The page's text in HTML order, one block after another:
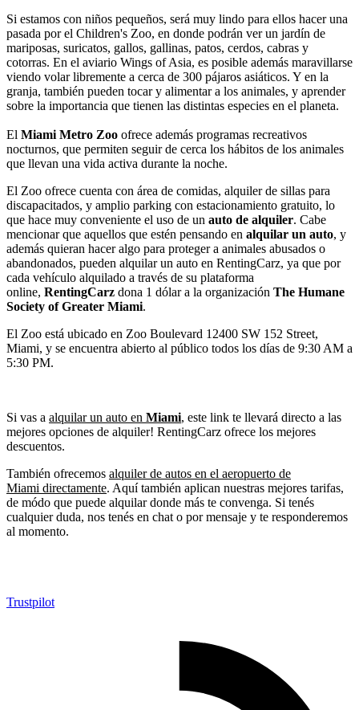
Si estamos con niños pequeños, será muy lindo para ellos hacer una
pasada por el Children's Zoo, en donde podrán ver un jardín de
mariposas, suricatos, gallos, gallinas, patos, cerdos, cabras y
cotorras. En el aviario Wings of Asia, es posible además maravillarse
viendo volar libremente a cerca de 300 pájaros asiáticos. Y en la
granja, también pueden tocar y alimentar a los animales, y aprender
sobre la importancia que tienen las distintas especies en el planeta.
El Miami Metro Zoo ofrece además programas recreativos
nocturnos, que permiten seguir de cerca los hábitos de los animales
que llevan una vida activa durante la noche.
El Zoo ofrece cuenta con área de comidas, alquiler de sillas para
discapacitados, y amplio parking con estacionamiento gratuito, lo
que hace muy conveniente el uso de un auto de alquiler. Cabe
mencionar que aquellos que estén pensando en alquilar un auto, y
además quieran hacer algo para proteger a animales abusados o
abandonados, pueden alquilar un auto en RentingCarz, ya que por
cada vehículo alquilado a través de su plataforma
online, RentingCarz dona 1 dólar a la organización The Humane
Society of Greater Miami.
El Zoo está ubicado en Zoo Boulevard 12400 SW 152 Street,
Miami, y se encuentra abierto al público todos los días de 9:30 AM a
5:30 PM.
Si vas a alquilar un auto en Miami, este link te llevará directo a las
mejores opciones de alquiler! RentingCarz ofrece los mejores
descuentos.
También ofrecemos alquiler de autos en el aeropuerto de
Miami directamente. Aquí también aplican nuestras mejores tarifas,
de módo que puede alquilar donde más te convenga. Si tenés
cualquier duda, nos tenés en chat o por mensaje y te responderemos
al momento.
Trustpilot